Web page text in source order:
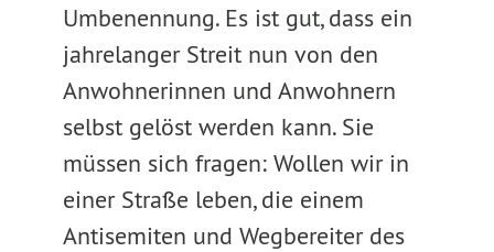
Umbenennung. Es ist gut, dass ein
jahrelanger Streit nun von den
Anwohnerinnen und Anwohnern
selbst gelöst werden kann. Sie
müssen sich fragen: Wollen wir in
einer Straße leben, die einem
Antisemiten und Wegbereiter des